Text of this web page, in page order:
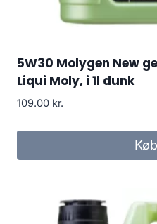
5W30 Molygen New
Liqui Moly, i 1l dunk
109.00 kr.